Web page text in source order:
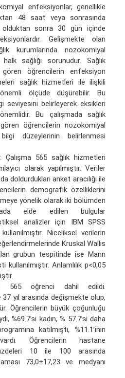
enfeksiyonlar, genellikle
48 saat veya sonrasında
olduktan sonra 30 gün içinde
Gelişmekte olan
kurumlarında nozokomiyal
sağlığı sorunudur. Sağlık
öğrencilerin enfeksiyon
sağlık hizmetleri ile ilişkili
ölçüde düşürebilir. Bu
seviyesini belirleyerek eksikleri
Bu çalışmada sağlık
öğrencilerin nozokomiyal
düzeylerinin belirlenmesi
Çalışma 565 sağlık hizmetleri
olarak yapılmıştır. Veriler
doldurdukları anket aracılığı ile
demografik özelliklerini
yönelik olarak iki bölümden
elde edilen bulgular
analizler için IBM SPSS
Niceliksel verilerin
Kruskal Wallis
grubun tespitinde ise Mann
Anlamlılık p<0,05
565 öğrenci dahil edildi.
yıl arasında değişmekte olup,
Öğrencilerin büyük çoğunluğu
%69.7’si kadın, % 57.7’si daha
katılmıştı, %11.1’inin
Öğrencilerin hastane
10 ile 100 arasında
73,0±17,23 ve medyanı